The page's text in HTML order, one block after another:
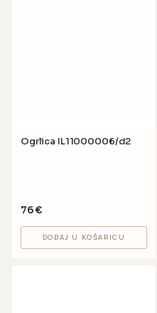
Ogrlica IL11000006/d2
76€
DODAJ U KOŠARICU